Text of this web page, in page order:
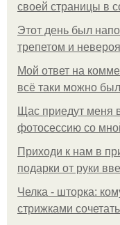
своей страницы в
Этот день был
трепетом и
Мой ответ на
всё таки можно
Щас приедут меня
фотосессию со
Приходи к нам в
подарки от руки
Челка - шторка:
стрижками